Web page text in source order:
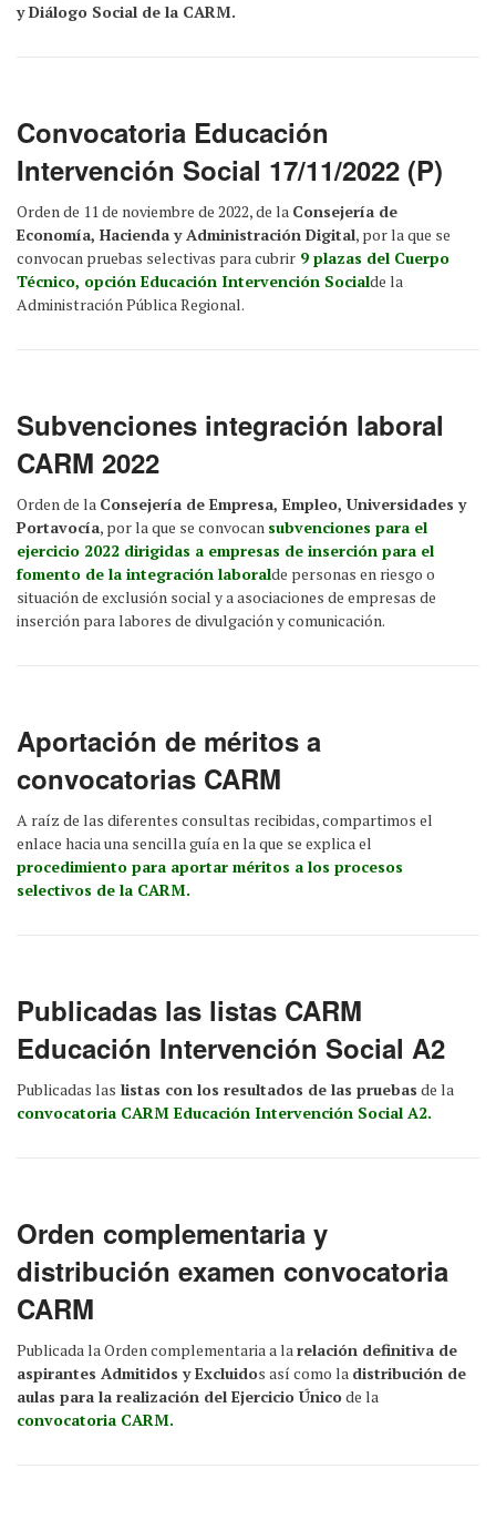
y Diálogo Social de la CARM.
Convocatoria Educación
Intervención Social 17/11/2022 (P)
Orden de 11 de noviembre de 2022, de la Consejería de
Economía, Hacienda y Administración Digital, por la que se
convocan pruebas selectivas para cubrir 9 plazas del Cuerpo
Técnico, opción Educación Intervención Socialde la
Administración Pública Regional.
Subvenciones integración laboral
CARM 2022
Orden de la Consejería de Empresa, Empleo, Universidades y
Portavocía, por la que se convocan subvenciones para el
ejercicio 2022 dirigidas a empresas de inserción para el
fomento de la integración laboralde personas en riesgo o
situación de exclusión social y a asociaciones de empresas de
inserción para labores de divulgación y comunicación.
Aportación de méritos a
convocatorias CARM
A raíz de las diferentes consultas recibidas, compartimos el
enlace hacia una sencilla guía en la que se explica el
procedimiento para aportar méritos a los procesos
selectivos de la CARM.
Publicadas las listas CARM
Educación Intervención Social A2
Publicadas las listas con los resultados de las pruebas de la
convocatoria CARM Educación Intervención Social A2.
Orden complementaria y
distribución examen convocatoria
CARM
Publicada la Orden complementaria a larelación definitiva de
aspirantes Admitidos y Excluidos así como la distribución de
aulas para la realización del Ejercicio Únicode la
convocatoria CARM.